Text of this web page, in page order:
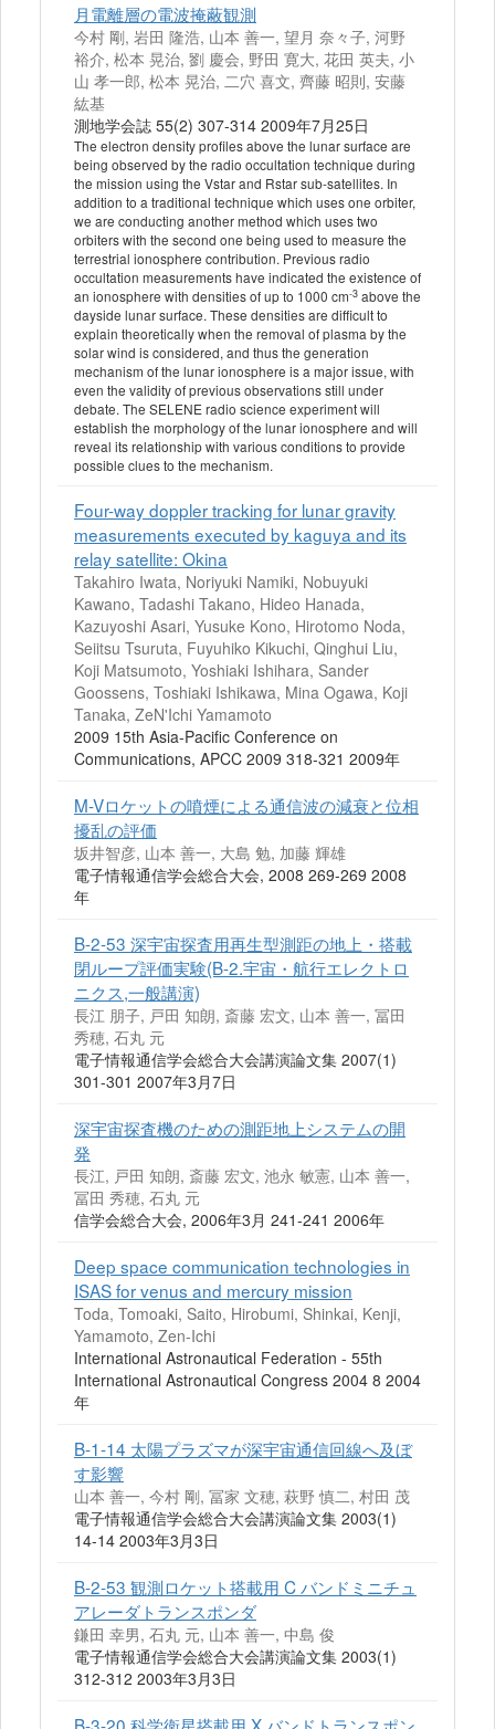
月電離層の電波掩蔽観測
今村 剛, 岩田 隆浩, 山本 善一, 望月 奈々子, 河野
裕介, 松本 晃治, 劉 慶会, 野田 寛大, 花田 英夫, 小
山 孝一郎, 松本 晃治, 二穴 喜文, 齊藤 昭則, 安藤
紘基
測地学会誌 55(2) 307-314 2009年7月25日
The electron density profiles above the lunar surface are
being observed by the radio occultation technique during
the mission using the Vstar and Rstar sub-satellites. In
addition to a traditional technique which uses one orbiter,
we are conducting another method which uses two
orbiters with the second one being used to measure the
terrestrial ionosphere contribution. Previous radio
occultation measurements have indicated the existence of
an ionosphere with densities of up to 1000 cm-3 above the
dayside lunar surface. These densities are difficult to
explain theoretically when the removal of plasma by the
solar wind is considered, and thus the generation
mechanism of the lunar ionosphere is a major issue, with
even the validity of previous observations still under
debate. The SELENE radio science experiment will
establish the morphology of the lunar ionosphere and will
reveal its relationship with various conditions to provide
possible clues to the mechanism.
Four-way doppler tracking for lunar gravity
measurements executed by kaguya and its
relay satellite: Okina
Takahiro Iwata, Noriyuki Namiki, Nobuyuki
Kawano, Tadashi Takano, Hideo Hanada,
Kazuyoshi Asari, Yusuke Kono, Hirotomo Noda,
Seiitsu Tsuruta, Fuyuhiko Kikuchi, Qinghui Liu,
Koji Matsumoto, Yoshiaki Ishihara, Sander
Goossens, Toshiaki Ishikawa, Mina Ogawa, Koji
Tanaka, ZeN'Ichi Yamamoto
2009 15th Asia-Pacific Conference on
Communications, APCC 2009 318-321 2009年
M-Vロケットの噴煙による通信波の減衰と位相
擾乱の評価
坂井智彦, 山本 善一, 大島 勉, 加藤 輝雄
電子情報通信学会総合大会, 2008 269-269 2008
年
B-2-53 深宇宙探査用再生型測距の地上・搭載
閉ループ評価実験(B-2.宇宙・航行エレクトロ
ニクス,一般講演)
長江 朋子, 戸田 知朗, 斎藤 宏文, 山本 善一, 冨田
秀穂, 石丸 元
電子情報通信学会総合大会講演論文集 2007(1)
301-301 2007年3月7日
深宇宙探査機のための測距地上システムの開
発
長江, 戸田 知朗, 斎藤 宏文, 池永 敏憲, 山本 善一,
冨田 秀穂, 石丸 元
信学会総合大会, 2006年3月 241-241 2006年
Deep space communication technologies in
ISAS for venus and mercury mission
Toda, Tomoaki, Saito, Hirobumi, Shinkai, Kenji,
Yamamoto, Zen-Ichi
International Astronautical Federation - 55th
International Astronautical Congress 2004 8 2004
年
B-1-14 太陽プラズマが深宇宙通信回線へ及ぼ
す影響
山本 善一, 今村 剛, 冨家 文穂, 萩野 慎二, 村田 茂
電子情報通信学会総合大会講演論文集 2003(1)
14-14 2003年3月3日
B-2-53 観測ロケット搭載用 C バンドミニチュ
アレーダトランスポンダ
鎌田 幸男, 石丸 元, 山本 善一, 中島 俊
電子情報通信学会総合大会講演論文集 2003(1)
312-312 2003年3月3日